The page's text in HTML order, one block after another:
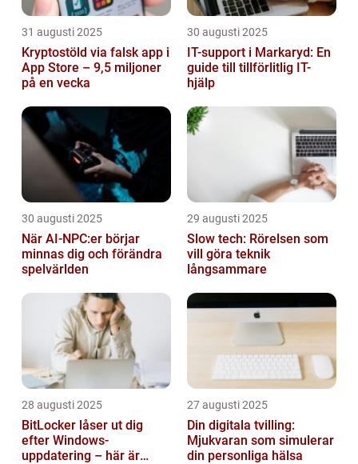
31 augusti 2025
Kryptostöld via falsk app i
App Store – 9,5 miljoner
på en vecka
30 augusti 2025
IT-support i Markaryd: En
guide till tillförlitlig IT-
hjälp
30 augusti 2025
När AI-NPC:er börjar
minnas dig och förändra
spelvärlden
29 augusti 2025
Slow tech: Rörelsen som
vill göra teknik
långsammare
28 augusti 2025
BitLocker låser ut dig
efter Windows-
uppdatering – här är
27 augusti 2025
Din digitala tvilling:
Mjukvaran som simulerar
din personliga hälsa